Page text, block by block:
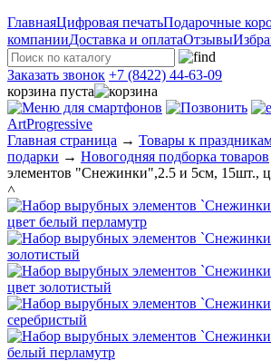
ГлавнаяЦифровая печатьПодарочные
компанииДоставка и оплатаОтзывы
Заказать звонок +7 (8422) 44-63-09
корзина пуста
ArtProgressive
Главная страница → Товары к
подарки → Новогодняя подборка товаров
элементов "Снежинки",2.5 и 5см, 15шт.,
˄